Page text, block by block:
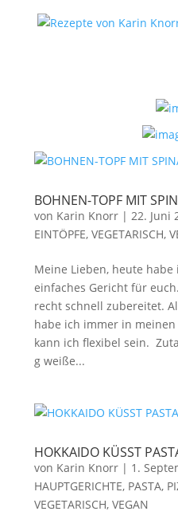
BOHNEN-TOPF MIT
von Karin Knorr| 22. Juni
EINTÖPFE, VEGETARISCH,
Meine Lieben, heute
einfaches Gericht für
recht schnell zubereitet.
habe ich immer in
kann ich flexibel sein.
g weiße...
HOKKAIDO KÜSST
von Karin Knorr| 1.
HAUPTGERICHTE, PASTA,
VEGETARISCH, VEGAN